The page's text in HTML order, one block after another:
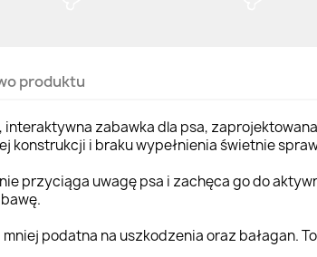
produktu
interaktywna zabawka dla psa,
konstrukcji i braku wypełnienia świetnie
przyciąga uwagę psa i zachęca go do
podatna na uszkodzenia oraz bałagan.